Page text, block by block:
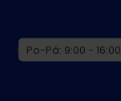
Po-Pá: 9:00 - 16:00